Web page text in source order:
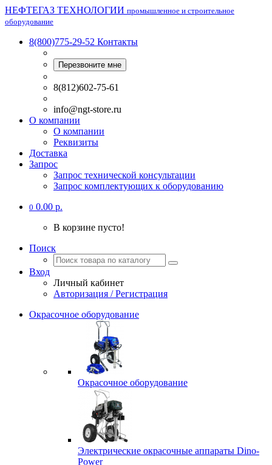
НЕФТЕГАЗ ТЕХНОЛОГИИ промышленное и строительное
оборудование
8(800)775-29-52 Контакты
Перезвоните мне
8(812)602-75-61
info@ngt-store.ru
О компании
О компании
Реквизиты
Доставка
Запрос
Запрос технической консультации
Запрос комплектующих к оборудованию
0 0.00 р.
В корзине пусто!
Поиск
Вход
Личный кабинет
Авторизация / Регистрация
Окрасочное оборудование
Окрасочное оборудование
Электрические окрасочные аппараты Dino-
Power